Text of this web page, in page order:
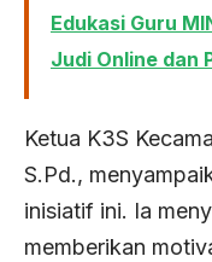
Edukasi Guru
Judi Online dan
Ketua K3S
S.Pd.,
inisiatif ini. Ia
memberikan